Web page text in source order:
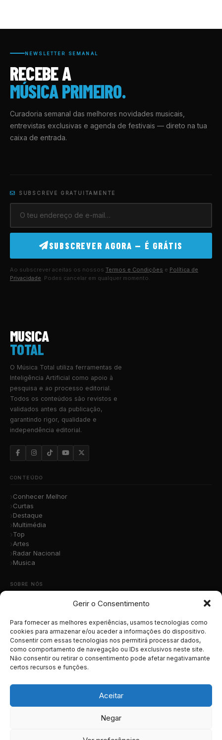
Gerir o Consentimento
Para fornecer as melhores experiências, usamos tecnologias como
cookies para armazenar e/ou aceder a informações do dispositivo.
Consentir com essas tecnologias nos permitirá processar dados,
como comportamento de navegação ou IDs exclusivos neste site.
Não consentir ou retirar o consentimento pode afetar negativamante
certos recursos e funções.
Aceitar
Negar
NEWSLETTER SEMANAL
RECEBE A
MÚSICA PRIMEIRO.
Curadoria semanal das melhores novidades musicais,
entrevistas exclusivas e agenda de festivais — direto na tua
caixa de entrada.
SUBSCREVE GRATUITAMENTE
SUBSCREVER AGORA — É GRÁTIS
Ao subscrever aceitas os nossos Termos e Condições e Política de
Privacidade . Podes cancelar em qualquer momento.
MUSICA
TOTAL
O Música Total utiliza ferramentas de
Inteligência Artificial como apoio à
pesquisa e ao processo editorial.
Todos os conteúdos são revistos e
validados antes da publicação,
garantindo rigor, qualidade e
independência editorial.
CONTEÚDO
Conhecer Melhor
Curtas
Destaque
Multimédia
Top
Artes
Radar Nacional
Musica
SOBRE NÓS
Contacto
Submete a Tua Música
Publicidade
Apoiar o Projeto
Política de Privacidade